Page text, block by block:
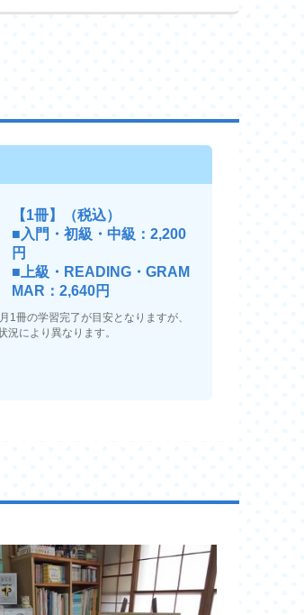
【1冊】（税込）
■入門・初級・中級：2,200
円
■上級・READING・GRAM
MAR：2,640円
1冊の学習完了が目安となりますが、
況により異なります。